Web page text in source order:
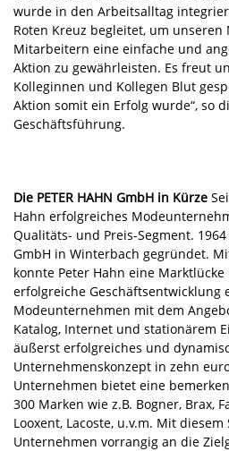
wurde in den Arbeitsalltag
Roten Kreuz begleitet, um
Mitarbeitern eine einfache und
Aktion zu gewährleisten. Es freut
Kolleginnen und Kollegen Blut
Aktion somit ein Erfolg wurde“, so
Geschäftsführung.
Die PETER HAHN GmbH in Kürze
Hahn erfolgreiches
Qualitäts- und Preis-Segment.
GmbH in Winterbach gegründet.
konnte Peter Hahn eine
erfolgreiche Geschäftsentwicklung
Modeunternehmen mit dem
Katalog, Internet und stationärem
äußerst erfolgreiches und
Unternehmenskonzept in zehn
Unternehmen bietet eine
300 Marken wie z.B. Bogner, Brax,
Looxent, Lacoste, u.v.m. Mit
Unternehmen vorrangig an die